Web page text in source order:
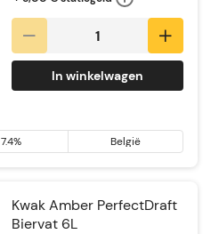
In winkelwagen
7.4% België
Kwak Amber PerfectDraft
Biervat 6L